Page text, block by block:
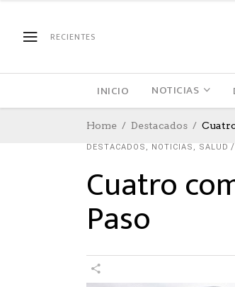
RECIENTES
INICIO NOTICIAS
Home Destacados
DESTACADOS , NOTICIAS , SALUD
Cuatro
Paso